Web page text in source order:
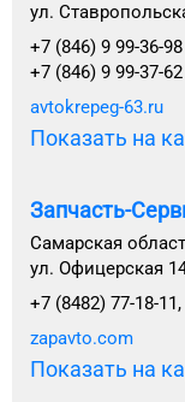
ул.
+7 (846) 9 99-36-98
+7 (846) 9 99-37-62
avtokrepeg-63.ru
Показать на
Запчасть-
Самарская
ул. Офицерская
+7 (8482) 77-18-
zapavto.com
Показать на